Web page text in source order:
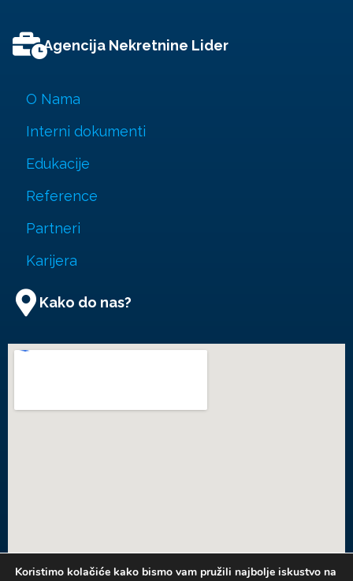
Agencija Nekretnine Lider
O Nama
Interni dokumenti
Edukacije
Reference
Partneri
Karijera
Kako do nas?
Koristimo kolačiće kako bismo vam pružili najbolje iskustvo na